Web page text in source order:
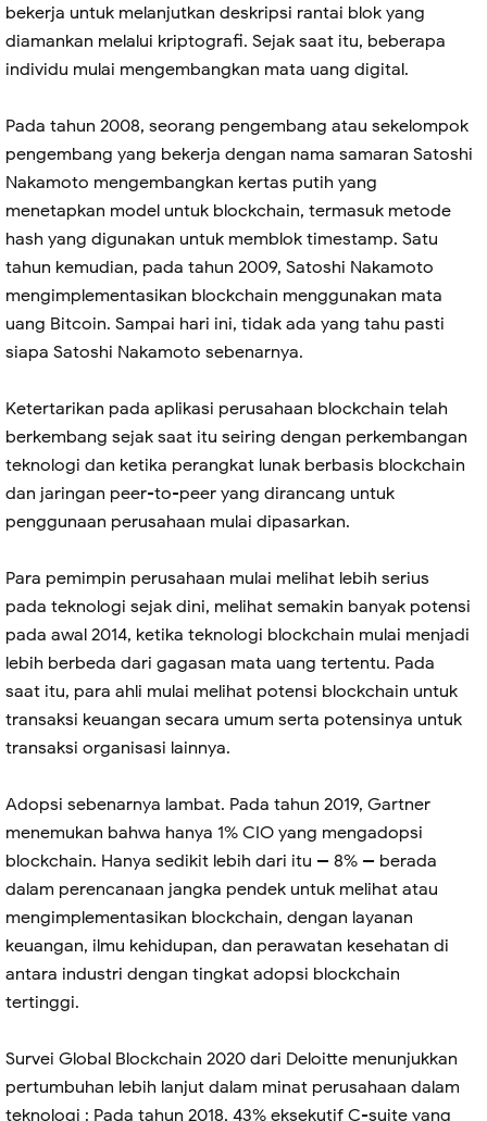
bekerja untuk melanjutkan deskripsi rantai blok yang
diamankan melalui kriptografi. Sejak saat itu, beberapa
individu mulai mengembangkan mata uang digital.
Pada tahun 2008, seorang pengembang atau sekelompok
pengembang yang bekerja dengan nama samaran Satoshi
Nakamoto mengembangkan kertas putih yang
menetapkan model untuk blockchain, termasuk metode
hash yang digunakan untuk memblok timestamp. Satu
tahun kemudian, pada tahun 2009, Satoshi Nakamoto
mengimplementasikan blockchain menggunakan mata
uang Bitcoin. Sampai hari ini, tidak ada yang tahu pasti
siapa Satoshi Nakamoto sebenarnya.
Ketertarikan pada aplikasi perusahaan blockchain telah
berkembang sejak saat itu seiring dengan perkembangan
teknologi dan ketika perangkat lunak berbasis blockchain
dan jaringan peer-to-peer yang dirancang untuk
penggunaan perusahaan mulai dipasarkan.
Para pemimpin perusahaan mulai melihat lebih serius
pada teknologi sejak dini, melihat semakin banyak potensi
pada awal 2014, ketika teknologi blockchain mulai menjadi
lebih berbeda dari gagasan mata uang tertentu. Pada
saat itu, para ahli mulai melihat potensi blockchain untuk
transaksi keuangan secara umum serta potensinya untuk
transaksi organisasi lainnya.
Adopsi sebenarnya lambat. Pada tahun 2019, Gartner
menemukan bahwa hanya 1% CIO yang mengadopsi
blockchain. Hanya sedikit lebih dari itu -- 8% -- berada
dalam perencanaan jangka pendek untuk melihat atau
mengimplementasikan blockchain, dengan layanan
keuangan, ilmu kehidupan, dan perawatan kesehatan di
antara industri dengan tingkat adopsi blockchain
tertinggi.
Survei Global Blockchain 2020 dari Deloitte menunjukkan
pertumbuhan lebih lanjut dalam minat perusahaan dalam
teknologi : Pada tahun 2018, 43% eksekutif C-suite yang